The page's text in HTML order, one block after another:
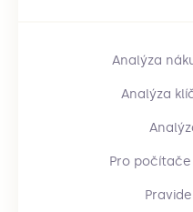
Analýza
Analýza
Pro